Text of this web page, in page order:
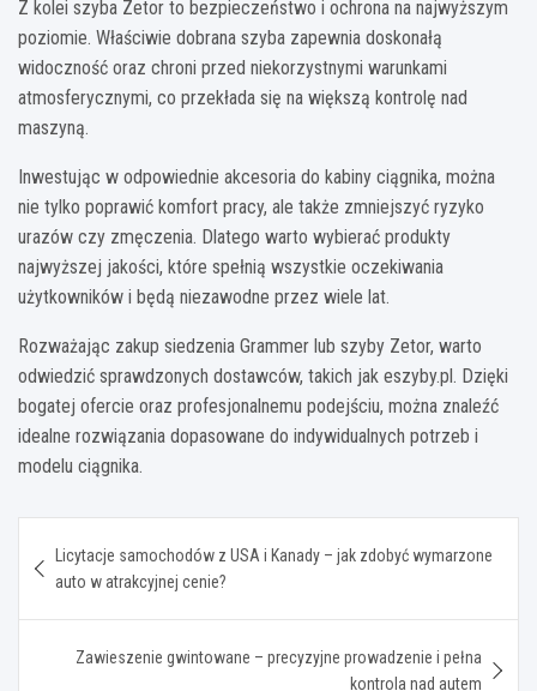
Z kolei szyba Zetor to bezpieczeństwo i ochrona na najwyższym
poziomie. Właściwie dobrana szyba zapewnia doskonałą
widoczność oraz chroni przed niekorzystnymi warunkami
atmosferycznymi, co przekłada się na większą kontrolę nad
maszyną.
Inwestując w odpowiednie akcesoria do kabiny ciągnika, można
nie tylko poprawić komfort pracy, ale także zmniejszyć ryzyko
urazów czy zmęczenia. Dlatego warto wybierać produkty
najwyższej jakości, które spełnią wszystkie oczekiwania
użytkowników i będą niezawodne przez wiele lat.
Rozważając zakup siedzenia Grammer lub szyby Zetor, warto
odwiedzić sprawdzonych dostawców, takich jak eszyby.pl. Dzięki
bogatej ofercie oraz profesjonalnemu podejściu, można znaleźć
idealne rozwiązania dopasowane do indywidualnych potrzeb i
modelu ciągnika.
wpisu
Licytacje samochodów z USA i Kanady – jak zdobyć wymarzone
auto w atrakcyjnej cenie?
Zawieszenie gwintowane – precyzyjne prowadzenie i pełna
kontrola nad autem